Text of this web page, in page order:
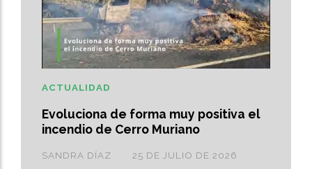
Evoluciona de forma muy positiva el
incendio de Cerro Muriano
SANDRA DÍAZ
ACTUALIDAD
25 DE JULIO DE 2026